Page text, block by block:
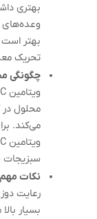
بهتری
وعده‌های
تحریک
چگونگی
محلول
می‌کند.
سبزیجات
نکات
رعایت
بسیار